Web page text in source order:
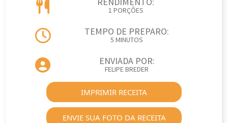
1 PORÇÕES
TEMPO DE PREPARO:
5 MINUTOS
ENVIADA POR:
FELIPE BREDER
IMPRIMIR RECEITA
ENVIE SUA FOTO DA RECEITA